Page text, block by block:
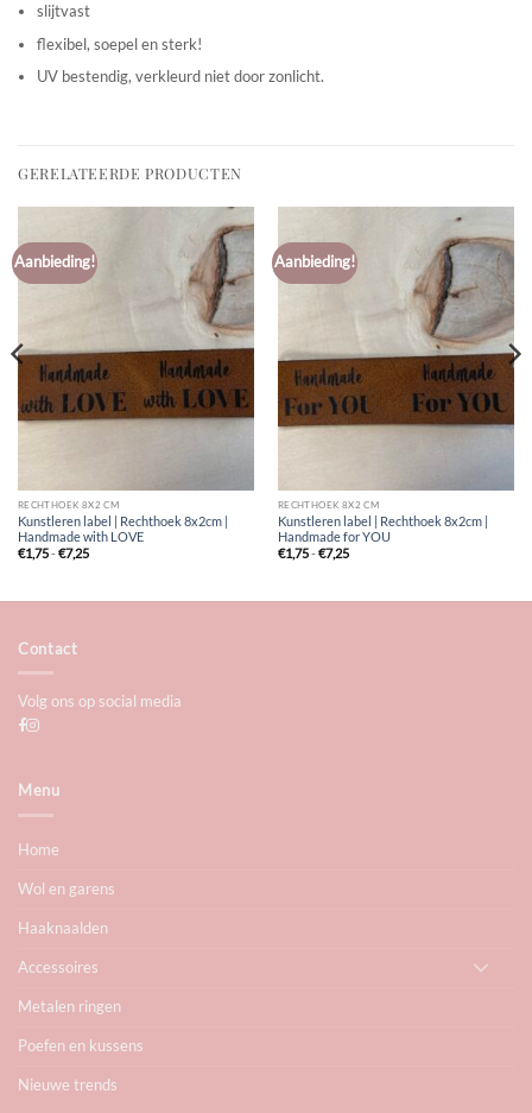
slijtvast
flexibel, soepel en sterk!
UV bestendig, verkleurd niet door zonlicht.
GERELATEERDE PRODUCTEN
Aanbieding!
RECHTHOEK 8X2 CM
Kunstleren label | Rechthoek 8x2cm |
Handmade with LOVE
€1,75-€7,25Prijsklasse:
Aanbieding!
RECHTHOEK 8X2 CM
Kunstleren label | Rechthoek 8x2cm |
Handmade for YOU
€1,75-€7,25Prijsklasse:
Contact
Volg ons op social media
Menu
Home
Wol en garens
Haaknaalden
Accessoires
Metalen ringen
Poefen en kussens
Nieuwe trends